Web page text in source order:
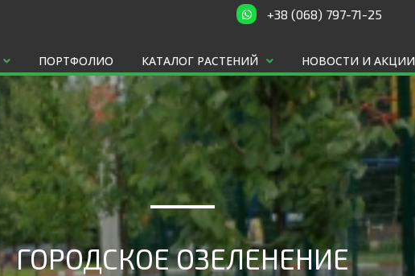
+38 (068) 797-71-25
ПОРТФОЛИО КАТАЛОГ РАСТЕНИЙ НОВОСТИ И АКЦИИ
ГОРОДСКОЕ ОЗЕЛЕНЕНИЕ